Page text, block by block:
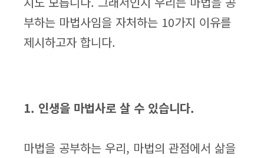
부하는 마법사임을 자처하는 10가지 이유를
제시하고자 합니다.
1. 인생을 마법사로 살 수 있습니다.
마법을 공부하는 우리, 마법의 관점에서 삶을